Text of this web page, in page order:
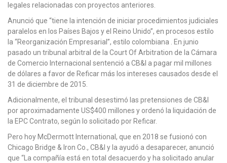
legales relacionadas con proyectos anteriores.
Anunció que “tiene la intención de iniciar procedimientos judiciales
paralelos en los Países Bajos y el Reino Unido”, en procesos estilo
la “Reorganización Empresarial”, estilo colombiana . En junio
pasado un tribunal arbitral de la Court Of Arbitration de la Cámara
de Comercio Internacional sentenció a CB&I a pagar mil millones
de dólares a favor de Reficar más los intereses causados desde el
31 de diciembre de 2015.
Adicionalmente, el tribunal desestimó las pretensiones de CB&I
por aproximadamente US$400 millones y ordenó la liquidación de
la EPC Contrato, según lo solicitado por Reficar.
Pero hoy McDermott International, que en 2018 se fusionó con
Chicago Bridge & Iron Co., CB&I y la ayudó a desaparecer, anunció
que “La compañía está en total desacuerdo y ha solicitado anular